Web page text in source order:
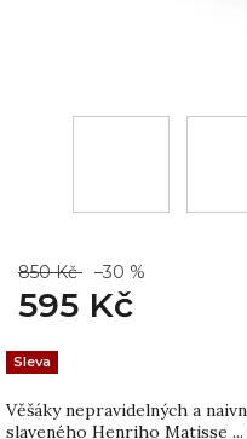
850 Kč –30 %
595 Kč
Věšáky nepravidelných a
slaveného Henriho Matisse
Sleva